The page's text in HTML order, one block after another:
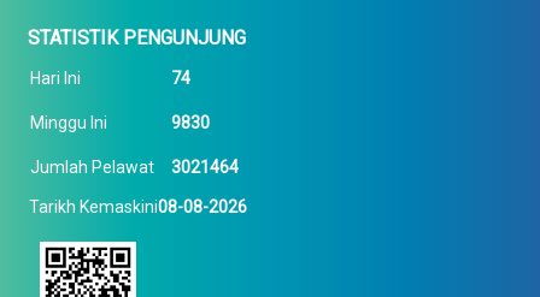
STATISTIK PENGUNJUNG
Hari Ini 74
Minggu Ini 9830
Jumlah Pelawat 3021464
Tarikh Kemaskini08-08-2026